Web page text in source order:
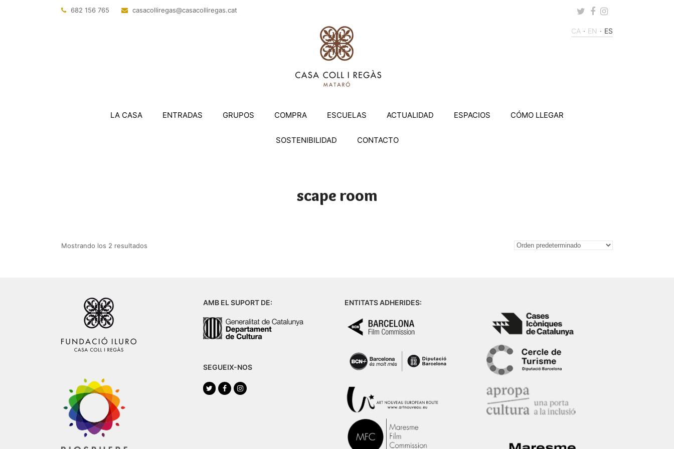
682 156 765 tac.sagerillocasac
@sagerillocasac Twitter
Facebook
Instagram
CA EN ES
LA CASA ENTRADAS GRUPOS COMPRA ESCUELAS ACTUALIDAD ESPACIOS CÓMO LLEGAR
SOSTENIBILIDAD CONTACTO
scape room
Mostrando los 2 resultados
AMB EL SUPORT DE:
SEGUEIX-NOS
TwitterFacebookInstagram
ENTITATS ADHERIDES: